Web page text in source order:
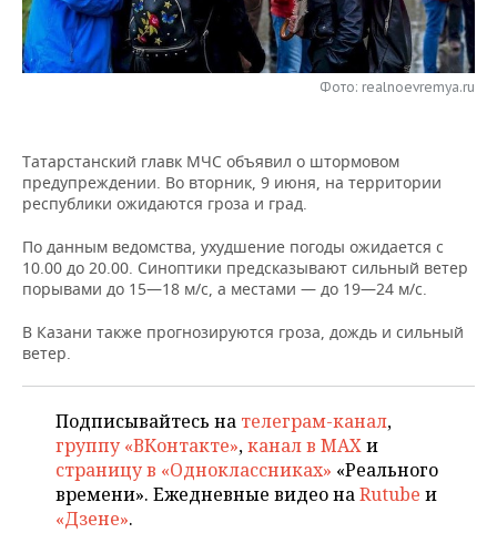
НЕФТЕХИМИЯ
НЕФТЬ
ЭНЕРГЕТИКА
РОЗНИЧНАЯ ТОРГОВЛЯ
НОВОСТИ ТЕХНОЛОГИЙ
ТЕЛЕКОММУНИКАЦИИ
МЕРОПРИЯТИЯ
БИЗНЕС-БРАНЧИ
ONLINE-КОНФЕРЕНЦИИ
ОТКРЫТАЯ ЛЕКЦИЯ
ФУТБОЛ
ХОККЕЙ
БАСКЕТБОЛ
ВОЛЕЙБОЛ
ФИГУРНОЕ КАТАНИЕ
ВОДНЫЕ ВИДЫ СПОРТА
НОВОСТИ ОБЩЕСТВА
ВЛАСТЬ
ИНФРАСТРУКТУРА
ИСТОРИЯ
МЕДИЦИНА
ОБРАЗОВАНИЕ
ФОТОГАЛЕРЕЯ
СЮЖЕТЫ
СПРАВОЧНИК
СПИСОК ПЕРСОН
ПОЛНАЯ ВЕРСИЯ
Фото: realnoevremya.ru
Татарстанский главк МЧС объявил о штормовом
предупреждении. Во вторник, 9 июня, на территории
республики ожидаются гроза и град.
По данным ведомства, ухудшение погоды ожидается с
10.00 до 20.00. Синоптики предсказывают сильный ветер
порывами до 15—18 м/с, а местами — до 19—24 м/с.
В Казани также прогнозируются гроза, дождь и сильный
ветер.
Подписывайтесь на телеграм-канал,
группу «ВКонтакте»,канал в MAXи
страницу в «Одноклассниках» «Реального
времени». Ежедневные видео наRutube и
«Дзене».